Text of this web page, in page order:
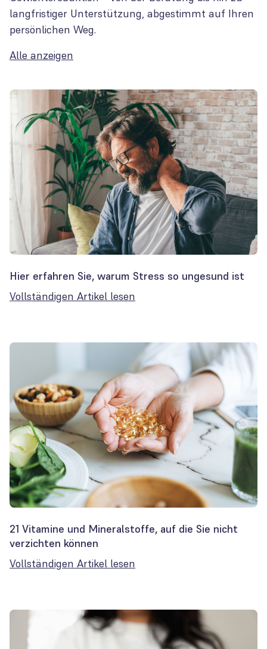
langfristiger Unterstützung, abgestimmt auf Ihren
persönlichen Weg.
Alle anzeigen
Hier erfahren Sie, warum Stress so ungesund ist
Vollständigen Artikel lesen
21 Vitamine und Mineralstoffe, auf die Sie nicht
verzichten können
Vollständigen Artikel lesen